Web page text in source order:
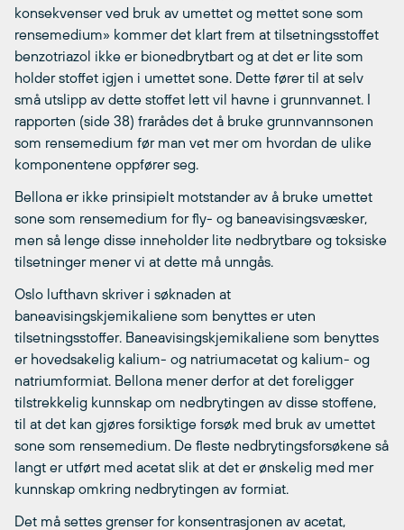
konsekvenser ved bruk av umettet og mettet sone som
rensemedium» kommer det klart frem at tilsetningsstoffet
benzotriazol ikke er bionedbrytbart og at det er lite som
holder stoffet igjen i umettet sone. Dette fører til at selv
små utslipp av dette stoffet lett vil havne i grunnvannet. I
rapporten (side 38) frarådes det å bruke grunnvannsonen
som rensemedium før man vet mer om hvordan de ulike
komponentene oppfører seg.
Bellona er ikke prinsipielt motstander av å bruke umettet
sone som rensemedium for fly- og baneavisingsvæsker,
men så lenge disse inneholder lite nedbrytbare og toksiske
tilsetninger mener vi at dette må unngås.
Oslo lufthavn skriver i søknaden at
baneavisingskjemikaliene som benyttes er uten
tilsetningsstoffer. Baneavisingskjemikaliene som benyttes
er hovedsakelig kalium- og natriumacetat og kalium- og
natriumformiat. Bellona mener derfor at det foreligger
tilstrekkelig kunnskap om nedbrytingen av disse stoffene,
til at det kan gjøres forsiktige forsøk med bruk av umettet
sone som rensemedium. De fleste nedbrytingsforsøkene så
langt er utført med acetat slik at det er ønskelig med mer
kunnskap omkring nedbrytingen av formiat.
Det må settes grenser for konsentrasjonen av acetat,